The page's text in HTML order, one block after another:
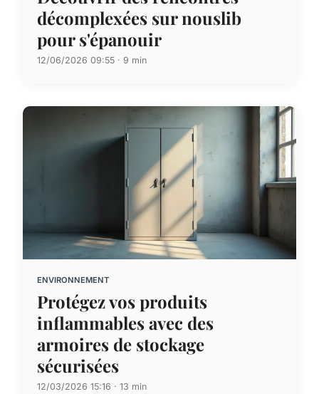
décomplexées sur nouslib
pour s'épanouir
12/06/2026 09:55 · 9 min
ENVIRONNEMENT
Protégez vos produits
inflammables avec des
armoires de stockage
sécurisées
12/03/2026 15:16 · 13 min